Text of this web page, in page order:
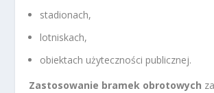
stadionach,
lotniskach,
obiektach użyteczności publicznej.
Zastosowanie bramek obrotowych